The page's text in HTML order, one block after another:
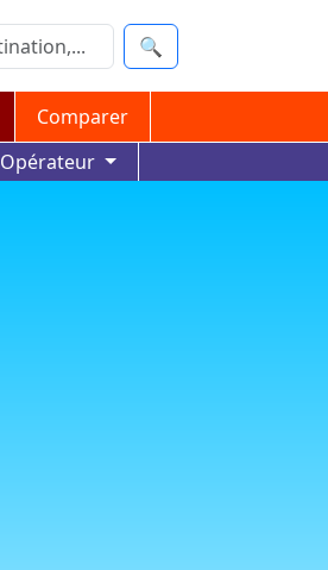
🔍
Comparer
Opérateur